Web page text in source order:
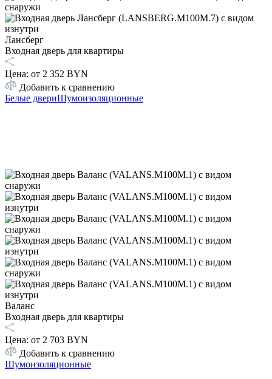
Лансберг
Входная дверь для квартиры
Цена: от 2 352 BYN
Добавить к сравнению
Белые двериШумоизоляционные
Валанс
Входная дверь для квартиры
Цена: от 2 703 BYN
Добавить к сравнению
Шумоизоляционные